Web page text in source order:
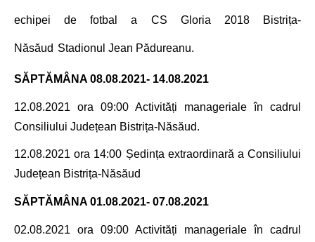
echipei de fotbal a CS Gloria 2018 Bistrița-
Năsăud Stadionul Jean Pădureanu.
SĂPTĂMÂNA 08.08.2021- 14.08.2021
12.08.2021 ora 09:00 Activități manageriale în cadrul
Consiliului Județean Bistrița-Năsăud.
12.08.2021 ora 14:00 Ședința extraordinară a Consiliului
Județean Bistrița-Năsăud
SĂPTĂMÂNA 01.08.2021- 07.08.2021
02.08.2021 ora 09:00 Activități manageriale în cadrul